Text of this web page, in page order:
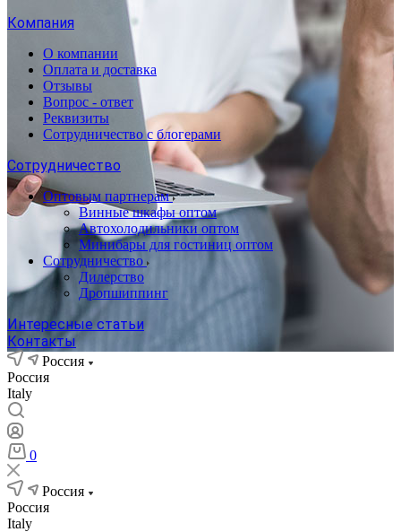
Компания
О компании
Оплата и доставка
Отзывы
Вопрос - ответ
Реквизиты
Сотрудничество с блогерами
Сотрудничество
Оптовым партнерам
Винные шкафы оптом
Автохолодильники оптом
Минибары для гостиниц оптом
Сотрудничество
Дилерство
Дропшиппинг
Интересные статьи
Контакты
Россия
Россия
Italy
0
Россия
Россия
Italy